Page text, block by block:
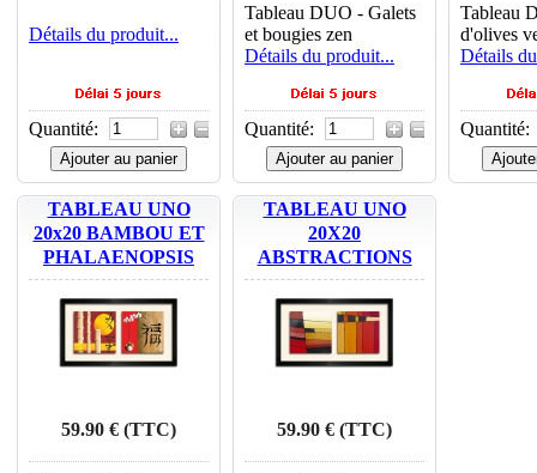
Détails du produit...
Quantité:
Ajouter au panier
Tableau DUO - Galets
et bougies zen
Détails du produit...
Quantité:
Ajouter au panier
Tableau
d'olives
Détails
Quantité:
TABLEAU UNO
20x20 BAMBOU ET
PHALAENOPSIS
59.90 € (TTC)
TABLEAU UNO
20X20
ABSTRACTIONS
59.90 € (TTC)